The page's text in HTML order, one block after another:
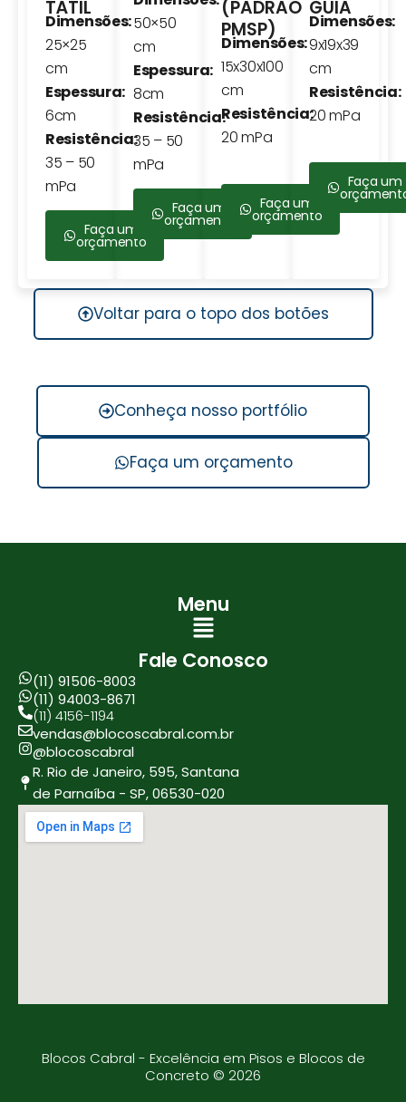
TÁTIL
Dimensões:
25×25
cm
Espessura:
6cm
Resistência:
35 – 50
mPa
Faça um
orçamento
50×50
cm
Espessura:
8cm
Resistência:
35 – 50
mPa
Faça um
orçamento
(PADRÃO
PMSP)
Dimensões:
15x30x100
cm
Resistência:
20 mPa
Faça um
orçamento
GUIA
Dimensões:
9x19x39
cm
Resistência:
20 mPa
Faça um
Voltar para o topo dos botões
Conheça nosso portfólio
Faça um orçamento
Menu
Menu
Fale Conosco
(11) 91506-8003
(11) 94003-8671
(11) 4156-1194
vendas@blocoscabral.com.br
@blocoscabral
R. Rio de Janeiro, 595, Santana
de Parnaíba - SP, 06530-020
Blocos Cabral - Excelência em Pisos e Blocos de
Concreto © 2026